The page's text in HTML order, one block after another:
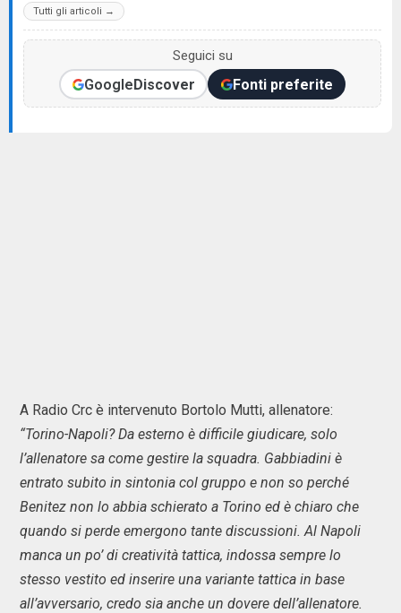
Tutti gli articoli →
Seguici su
GoogleDiscover Fonti preferite
A Radio Crc è intervenuto Bortolo Mutti, allenatore:
“Torino-Napoli? Da esterno è difficile giudicare, solo
l’allenatore sa come gestire la squadra. Gabbiadini è
entrato subito in sintonia col gruppo e non so perché
Benitez non lo abbia schierato a Torino ed è chiaro che
quando si perde emergono tante discussioni. Al Napoli
manca un po’ di creatività tattica, indossa sempre lo
stesso vestito ed inserire una variante tattica in base
all’avversario, credo sia anche un dovere dell’allenatore.